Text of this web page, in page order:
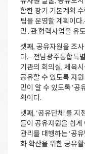
함한 장기 기본계획
팀을 운영할 계획이
민․관 협력사업을 유
셋째, 공유자원을 조
다.– 전남광주통합특
기관의 회의실, 체육
공유할 수 있도록 자
민이 알 수 있도록 ‘공
획이다.
넷째, ‘공유단체’를
들이 공유자원을 쉽
관리를 대행하는 ‘공
화 확산을 위한 공유